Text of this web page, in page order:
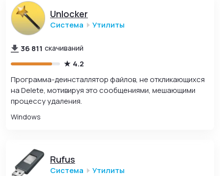
Unlocker
Система Утилиты
36 811 скачиваний
4.2
Программа-деинсталлятор файлов, не откликающихся
на Delete, мотивируя это сообщениями, мешающими
процессу удаления.
Windows
Rufus
Система Утилиты